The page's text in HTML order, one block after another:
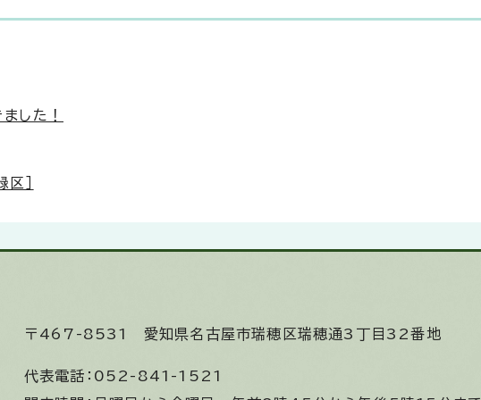
した！
］
〒467-8531 愛知県名古屋市瑞穂区瑞穂通3丁目32番地
代表電話： 052-841-1521